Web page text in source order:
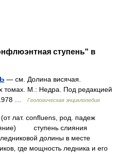
ступень" в
— см. Долина висячая.
томах. М.: Недра. Под редакцией
…
Геологическая энциклопедия
лат. confluens, род. падеж
ступень слияния
долины в месте
где мощность ледника и его